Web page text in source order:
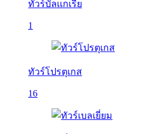
ทัวร์บัลเเกเรีย
1
ทัวร์โปรตุเกส
16